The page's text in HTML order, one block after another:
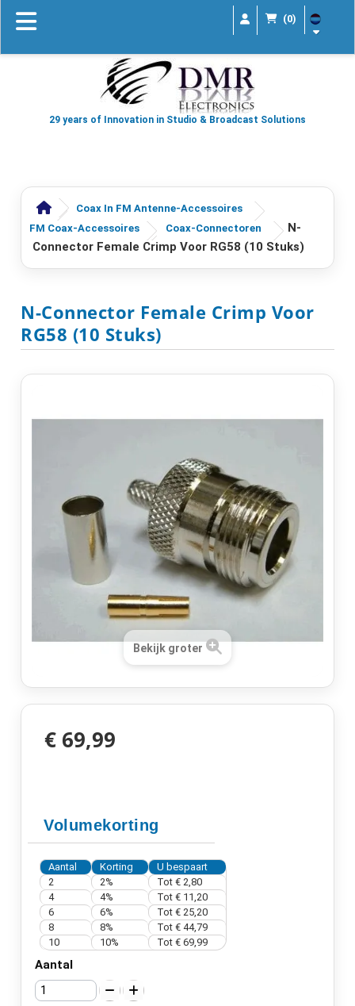
(0)
29 years of Innovation in Studio & Broadcast Solutions
Coax In FM Antenne-Accessoires
FM Coax-Accessoires
Coax-Connectoren
N-
Connector Female Crimp Voor RG58 (10 Stuks)
N-Connector Female Crimp Voor
RG58 (10 Stuks)
Bekijk groter
€ 69,99
Volumekorting
Aantal Korting
U bespaart
2
2% Tot € 2,80
4
4% Tot € 11,20
6
6% Tot € 25,20
8
8% Tot € 44,79
10
10% Tot € 69,99
Aantal